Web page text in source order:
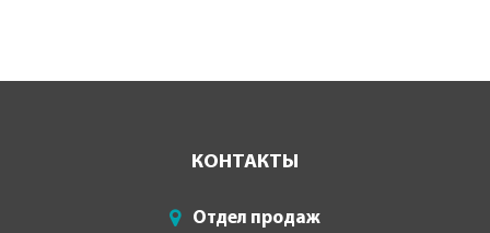
КОНТАКТЫ
Отдел продаж